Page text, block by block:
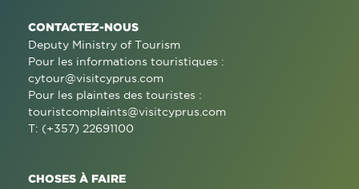
CONTACTEZ-NOUS
Deputy Ministry of Tourism
Pour les informations touristiques :
cytour@visitcyprus.com
Pour les plaintes des touristes :
touristcomplaints@visitcyprus.com
T: (+357) 22691100
CHOSES À FAIRE